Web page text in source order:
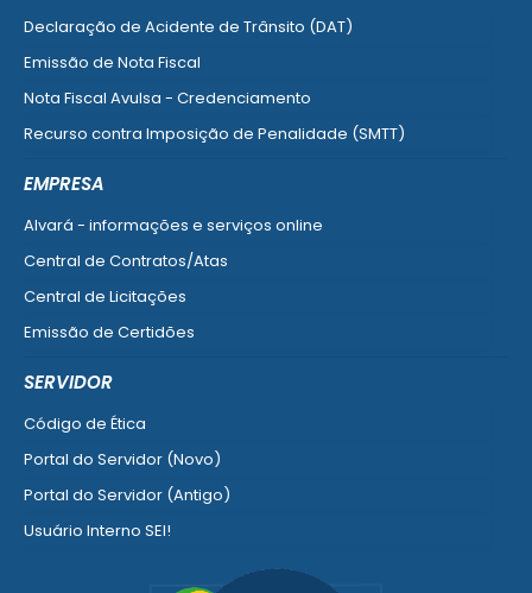
Declaração de Acidente de Trânsito (DAT)
Emissão de Nota Fiscal
Nota Fiscal Avulsa - Credenciamento
Recurso contra Imposição de Penalidade (SMTT)
EMPRESA
Alvará - informações e serviços online
Central de Contratos/Atas
Central de Licitações
Emissão de Certidões
SERVIDOR
Código de Ética
Portal do Servidor (Novo)
Portal do Servidor (Antigo)
Usuário Interno SEI!